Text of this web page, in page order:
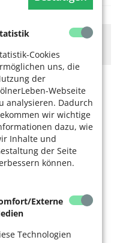
Cookies
uns, die
der
Webseite
analysieren. Dadurch
wir wichtige
dazu, wie
Inhalte und
der Seite
können.
Externe
Technologien
der wir uns
dieCookie-Meldung